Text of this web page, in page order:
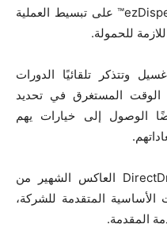
دقيقة فقط، بينما تعمل تقنية ezDispense™ على تبسيط العملية
للحمولة.
إجمالي 39 دورة غسيل وتتذكر تلقائيًا الدورات
الوقت المستغرق في تحديد
الوصول إلى خيارات يهم
كما تستخدم الغسالة محرك DirectDrive العاكس الشهير من
المتقدمة للشركة،
المقدمة.